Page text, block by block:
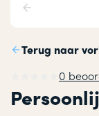
Terug naar
0